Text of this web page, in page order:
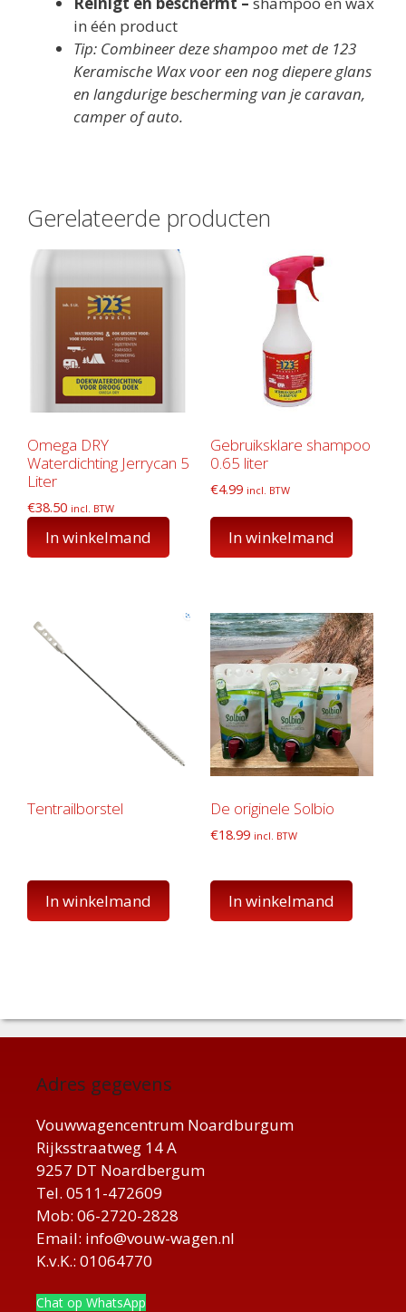
in één product
Tip: Combineer deze shampoo met de 123
Keramische Wax voor een nog diepere glans
en langdurige bescherming van je caravan,
camper of auto.
Gerelateerde producten
Omega DRY
Waterdichting Jerrycan 5
Liter
€38.50 incl. BTW
In winkelmand
Gebruiksklare shampoo
0.65 liter
€4.99 incl. BTW
In winkelmand
Tentrailborstel
In winkelmand
De originele Solbio
€18.99 incl. BTW
In winkelmand
Adres gegevens
Vouwwagencentrum Noardburgum
Rijksstraatweg 14 A
9257 DT Noardbergum
Tel. 0511-472609
Mob: 06-2720-2828
Email: info@vouw-wagen.nl
K.v.K.: 01064770
Chat op WhatsApp